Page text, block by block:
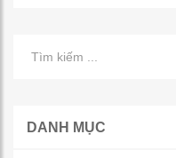
DANH MỤC